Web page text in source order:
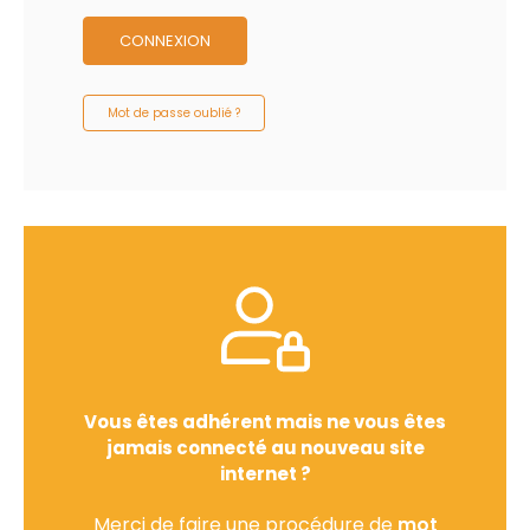
CONNEXION
Mot de passe oublié ?
Vous êtes adhérent mais ne vous êtes
jamais connecté au nouveau site
internet ?